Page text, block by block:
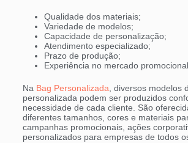
Qualidade dos materiais;
Variedade de modelos;
Capacidade de personalização;
Atendimento especializado;
Prazo de produção;
Experiência no mercado promocional.
Na Bag Personalizada , diversos modelos
personalizada podem ser produzidos
necessidade de cada cliente. São
diferentes tamanhos, cores e materiais
campanhas promocionais, ações
personalizados para empresas de todos